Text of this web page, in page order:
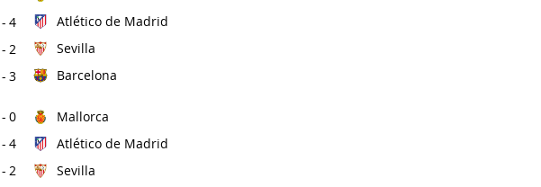
- 4 Atlético de Madrid
- 2 Sevilla
- 3 Barcelona
- 0 Mallorca
- 4 Atlético de Madrid
- 2 Sevilla